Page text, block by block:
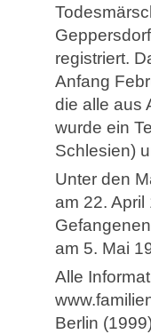
registriert.
Anfang
die alle aus
wurde ein
Schlesien)
Unter den
am 22.
am 5. Mai
Alle
Berlin